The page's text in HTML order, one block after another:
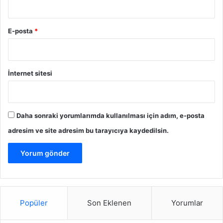
sağlar.
Sonuç
Diyetle Hızlı Zayıflamanın 5 Etkili Yolu, dengeli bir kalori
aktivite yapmaktan geçer. Bu yöntemleri uygulayarak
sağlıklı bir şekilde hızlı kilo verebilir ve ideal kilonuza
ve metabolizması farklıdır. Bu nedenle kişisel
uzmana danışmak her zaman en sağlıklı yaklaşım olacaktır.
Diyetle Hızlı Zayıflama Hızlı Kilo Verme
E-posta *
İnternet sitesi
Daha sonraki yorumlarımda kullanılması için adım, e-posta
adresim ve site adresim bu tarayıcıya kaydedilsin.
Popüler Son Eklenen Yorumlar